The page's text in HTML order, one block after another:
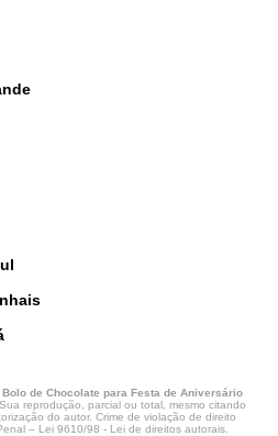
Bolo de Chocolate para Festa de Aniversário
reprodução, parcial ou total, mesmo citando
do autor. Crime de violação de direito
– Lei 9610/98 - Lei de direitos autorais.